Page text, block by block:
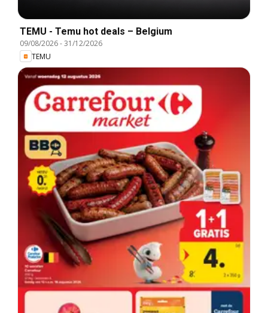
TEMU - Temu hot deals – Belgium
09/08/2026-31/12/2026
TEMU